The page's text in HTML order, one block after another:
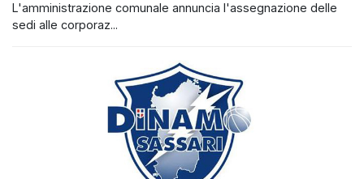
L'amministrazione comunale annuncia l'assegnazione delle
sedi alle corporaz...